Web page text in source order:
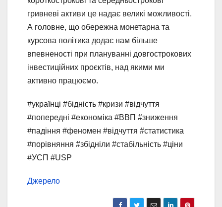
гривневі активи це надає великі можливості.
А головне, що обережна монетарна та
курсова політика додає нам більше
впевненості при плануванні довгострокових
інвестиційних проєктів, над якими ми
активно працюємо.
#українці #бідність #кризи #відчуття
#попередні #економіка #ВВП #зниження
#падіння #феномен #відчуття #статистика
#порівняння #збідніли #стабільність #ціни
#УСП #USP
Джерело